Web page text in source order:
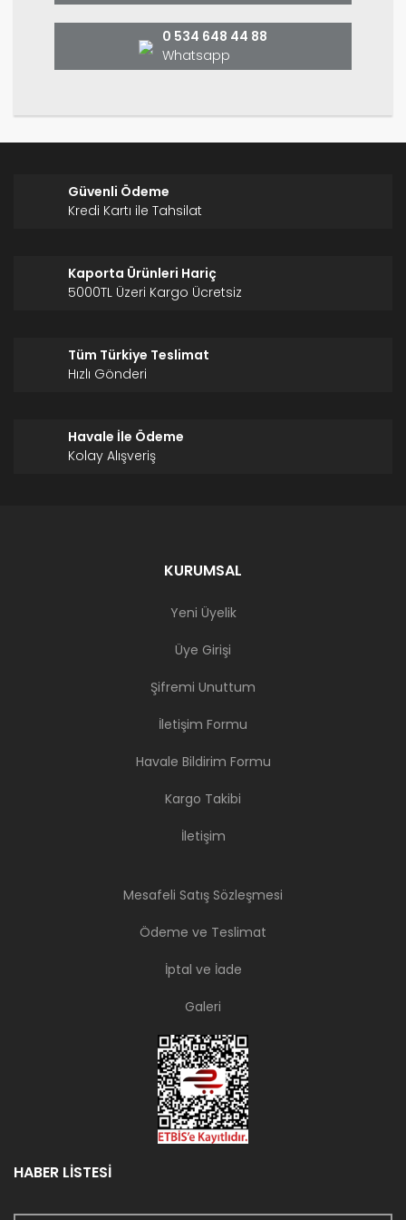
0 534 648 44 88
Whatsapp
Güvenli Ödeme
Kredi Kartı ile Tahsilat
Kaporta Ürünleri Hariç
5000TL Üzeri Kargo Ücretsiz
Tüm Türkiye Teslimat
Hızlı Gönderi
Havale İle Ödeme
Kolay Alışveriş
KURUMSAL
Yeni Üyelik
Üye Girişi
Şifremi Unuttum
İletişim Formu
Havale Bildirim Formu
Kargo Takibi
İletişim
Mesafeli Satış Sözleşmesi
Ödeme ve Teslimat
İptal ve İade
Galeri
HABER LİSTESİ